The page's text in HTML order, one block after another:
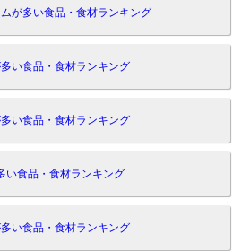
が多い食品・食材ランキング
い食品・食材ランキング
い食品・食材ランキング
い食品・食材ランキング
い食品・食材ランキング